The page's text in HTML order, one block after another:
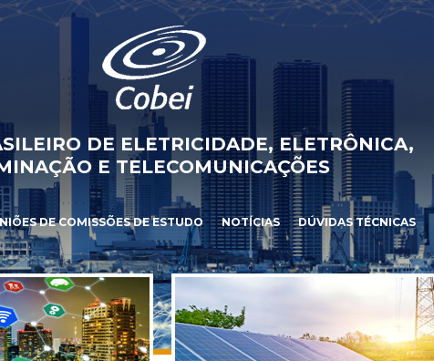
DE ELETRICIDADE, ELETRÔNICA,
E TELECOMUNICAÇÕES
DE COMISSÕES DE ESTUDO NOTÍCIAS DÚVIDAS TÉCNICAS